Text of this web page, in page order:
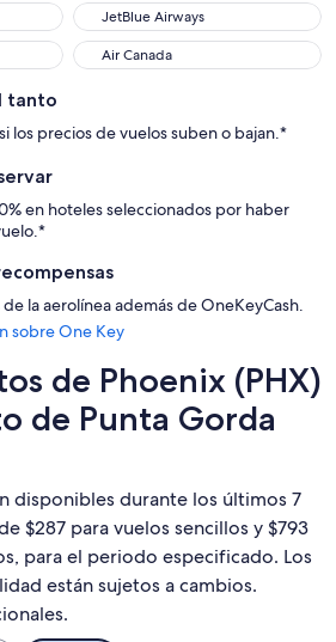
JetBlue Airways
JetBlue Airways
Air Canada
Air Canada
tanto
los precios de vuelos suben o bajan.*
en hoteles seleccionados por haber
la aerolínea además de OneKeyCash.
sobre One Key
de Phoenix (PHX)
de Punta Gorda
disponibles durante los últimos 7
$287 para vuelos sencillos y $793
para el periodo especificado. Los
están sujetos a cambios.